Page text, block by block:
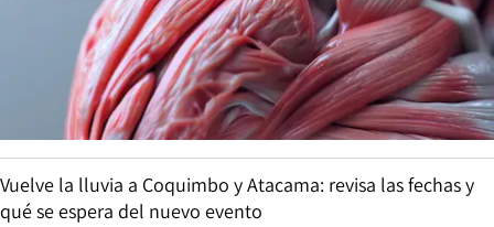
Vuelve la lluvia a Coquimbo y Atacama: revisa las fechas y
qué se espera del nuevo evento